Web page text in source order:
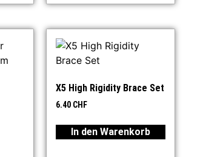
X5 High Rigidity Brace Set
6.40 CHF
In den Warenkorb